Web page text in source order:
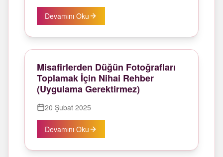
Devamını Oku
Misafirlerden Düğün Fotoğrafları
Toplamak İçin Nihai Rehber
(Uygulama Gerektirmez)
20 Şubat 2025
Devamını Oku